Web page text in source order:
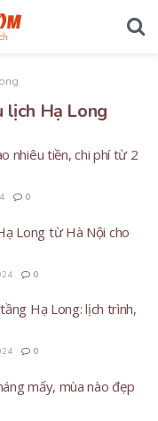
lịch Hạ Long
nhiêu tiền, chi phí từ 2
0
Long từ Hà Nội cho
0
Hạ Long: lịch trình,
0
mấy, mùa nào đẹp